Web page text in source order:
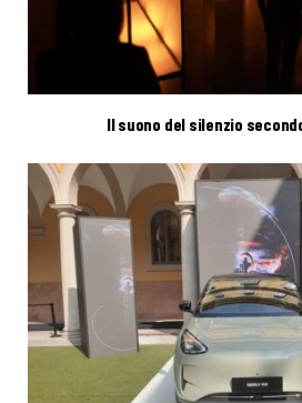
Il suono del silenzio